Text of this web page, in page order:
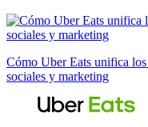
Cómo Uber Eats unifica los
sociales y marketing